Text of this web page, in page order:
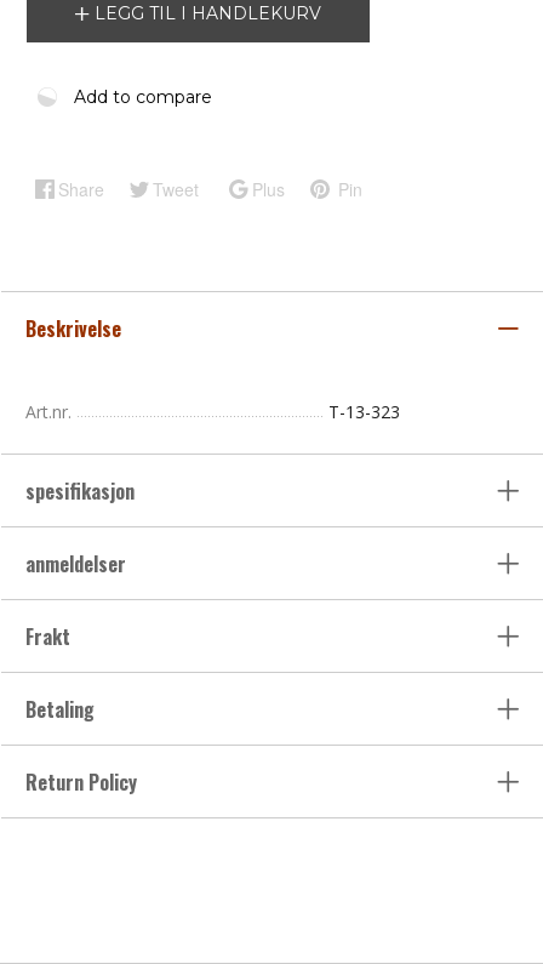
LEGG TIL I HANDLEKURV
Add to compare
Share Tweet Plus Pin
Beskrivelse
Art.nr. T-13-323
spesifikasjon
anmeldelser
Frakt
Betaling
Return Policy